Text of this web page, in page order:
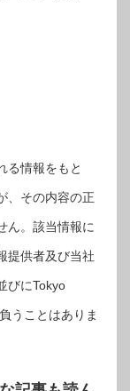
る情報をもと
、その内容の正
ん。該当情報に
提供者及び当社
びにTokyo
うことはありま